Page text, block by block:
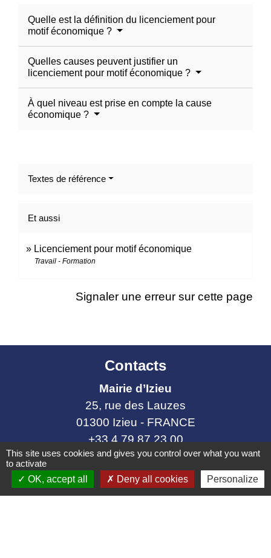
Quelle est la définition du licenciement pour
motif économique ?
Quelles causes peuvent justifier un
licenciement pour motif économique ?
À quel niveau est prise en compte la cause
économique ?
Textes de référence
Et aussi
Licenciement pour motif économique
Travail - Formation
Signaler une erreur sur cette page
Contacts
Mairie d’Izieu
25, rue des Lauzes
01300 Izieu - FRANCE
+33 4 79 87 23 00
Contact par formulaire
This site uses cookies and gives you control over what you want
to activate
OK, accept all
Deny all cookies Personalize